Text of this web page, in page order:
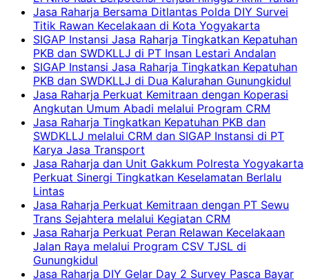
Jasa Raharja Bersama Ditlantas Polda DIY Survei
Titik Rawan Kecelakaan di Kota Yogyakarta
SIGAP Instansi Jasa Raharja Tingkatkan Kepatuhan
PKB dan SWDKLLJ di PT Insan Lestari Andalan
SIGAP Instansi Jasa Raharja Tingkatkan Kepatuhan
PKB dan SWDKLLJ di Dua Kalurahan Gunungkidul
Jasa Raharja Perkuat Kemitraan dengan Koperasi
Angkutan Umum Abadi melalui Program CRM
Jasa Raharja Tingkatkan Kepatuhan PKB dan
SWDKLLJ melalui CRM dan SIGAP Instansi di PT
Karya Jasa Transport
Jasa Raharja dan Unit Gakkum Polresta Yogyakarta
Perkuat Sinergi Tingkatkan Keselamatan Berlalu
Lintas
Jasa Raharja Perkuat Kemitraan dengan PT Sewu
Trans Sejahtera melalui Kegiatan CRM
Jasa Raharja Perkuat Peran Relawan Kecelakaan
Jalan Raya melalui Program CSV TJSL di
Gunungkidul
Jasa Raharja DIY Gelar Day 2 Survey Pasca Bayar